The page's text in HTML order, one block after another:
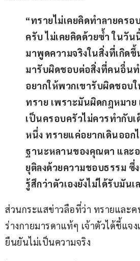
“ทรายไม่เคยคิดทำลายครอ
ครับ ไม่เคยคิดด้วยซ้ำ ในวั
มาพูดความจริงในสิ่งที่เกิดขึ้
มารับผิดชอบต่อสิ่งที่คนอื่นท
อยากให้พวกเขารับผิดชอบ
ทราย เพราะมันผิดกฎหมา
เป็นครอบครัวไม่ควรทำกับ
หนึ่ง ทรายแค่อยากเดินออก
ฐานะหลานของคุณตา และอ
ยุติลงด้วยความชอบธรรม ซึ่
รู้สึกว่าตัวเองยังไม่ได้รับมันเ
ส่วนกระแสข่าวลือที่ว่า ทรายและ
ร่างกายมารดาแท้ๆ เจ้าตัวได้ชี้แจ
ยืนยันไม่เป็นความจริง